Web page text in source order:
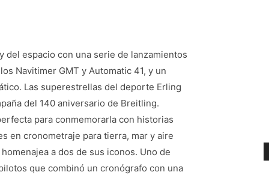
del espacio con una serie de lanzamientos
Navitimer GMT y Automatic 41, y un
Las superestrellas del deporte Erling
del 140 aniversario de Breitling.
para conmemorarla con historias
en cronometraje para tierra, mar y aire
a dos de sus iconos. Uno de
que combinó un cronógrafo con una